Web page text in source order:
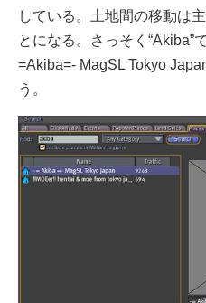
している。土地間の移動は
とになる。さっそく“Akiba”
=Akiba=- MagSL Tokyo
う。